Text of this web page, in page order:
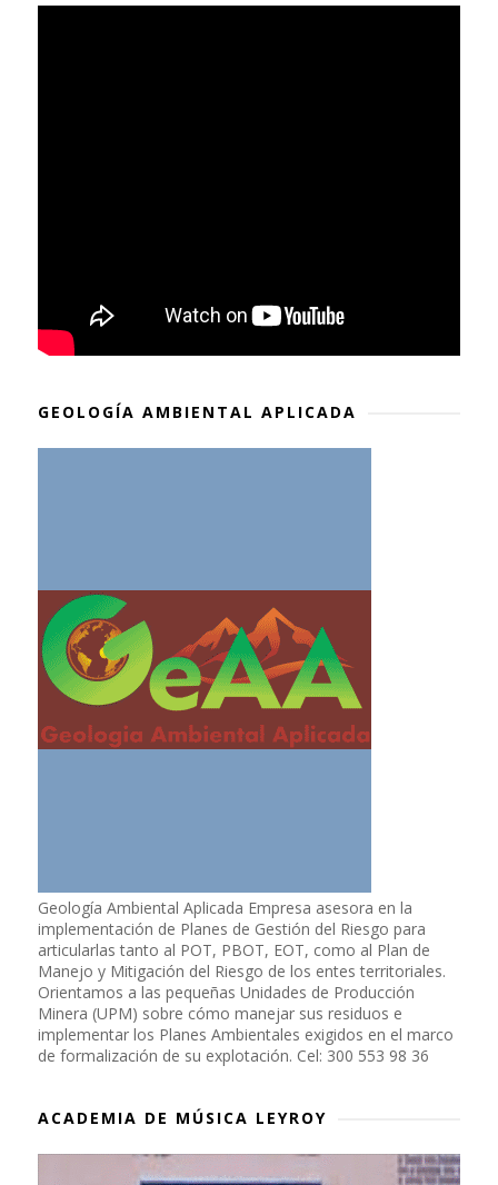
GEOLOGÍA AMBIENTAL APLICADA
Geología Ambiental Aplicada Empresa asesora en la
implementación de Planes de Gestión del Riesgo para
articularlas tanto al POT, PBOT, EOT, como al Plan de
Manejo y Mitigación del Riesgo de los entes territoriales.
Orientamos a las pequeñas Unidades de Producción
Minera (UPM) sobre cómo manejar sus residuos e
implementar los Planes Ambientales exigidos en el marco
de formalización de su explotación. Cel: 300 553 98 36
ACADEMIA DE MÚSICA LEYROY